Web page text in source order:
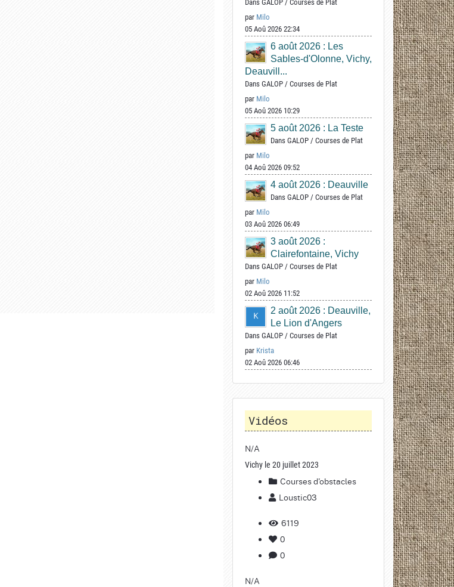
Dans GALOP / Courses de Plat
par Milo
05 Aoû 2026 22:34
6 août 2026 : Les
Sables-d'Olonne, Vichy,
Deauvill...
Dans GALOP / Courses de Plat
par Milo
05 Aoû 2026 10:29
5 août 2026 : La Teste
Dans GALOP / Courses de Plat
par Milo
04 Aoû 2026 09:52
4 août 2026 : Deauville
Dans GALOP / Courses de Plat
par Milo
03 Aoû 2026 06:49
3 août 2026 :
Clairefontaine, Vichy
Dans GALOP / Courses de Plat
par Milo
02 Aoû 2026 11:52
2 août 2026 : Deauville,
Le Lion d'Angers
Dans GALOP / Courses de Plat
par Krista
02 Aoû 2026 06:46
Vidéos
N/A
Vichy le 20 juillet 2023
Courses d'obstacles
Loustic03
6119
0
0
N/A